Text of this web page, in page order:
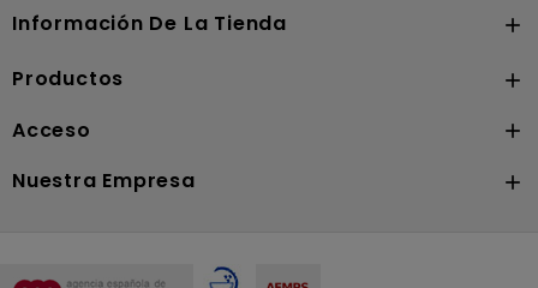
Información De La Tienda 
Productos 
Acceso 
Nuestra Empresa 